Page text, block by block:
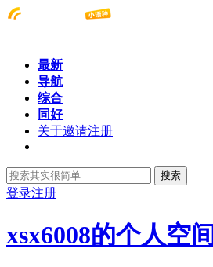
最新
导航
综合
同好
关于邀请注册
搜索
登录注册
xsx6008的个人空间